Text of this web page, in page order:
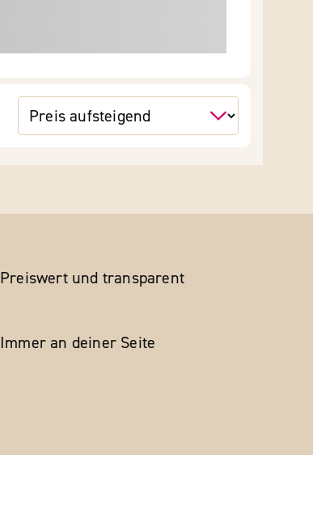
Preiswert und transparent
Immer an deiner Seite